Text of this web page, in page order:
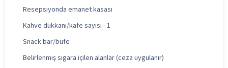
Resepsiyonda emanet kasası
Kahve dükkanı/kafe sayısı - 1
Snack bar/büfe
Belirlenmiş sigara içilen alanlar (ceza uygulanır)